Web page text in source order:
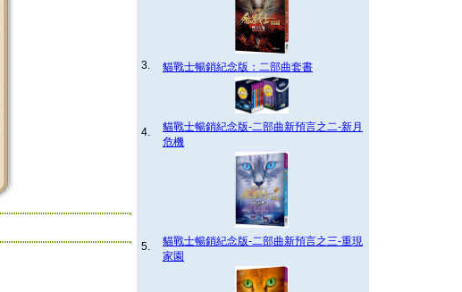
3. 貓戰士暢銷紀念版：二部曲套書
4.
貓戰士暢銷紀念版-二部曲新預言之二-新月
危機
5.
貓戰士暢銷紀念版-二部曲新預言之三-重現
家園